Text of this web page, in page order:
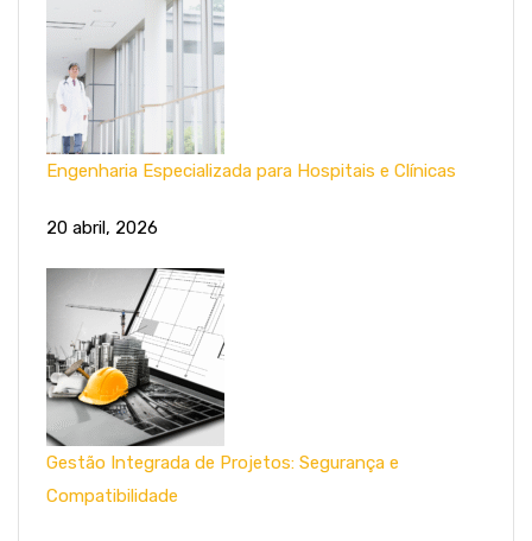
Engenharia Especializada para Hospitais e Clínicas
20 abril, 2026
Gestão Integrada de Projetos: Segurança e
Compatibilidade